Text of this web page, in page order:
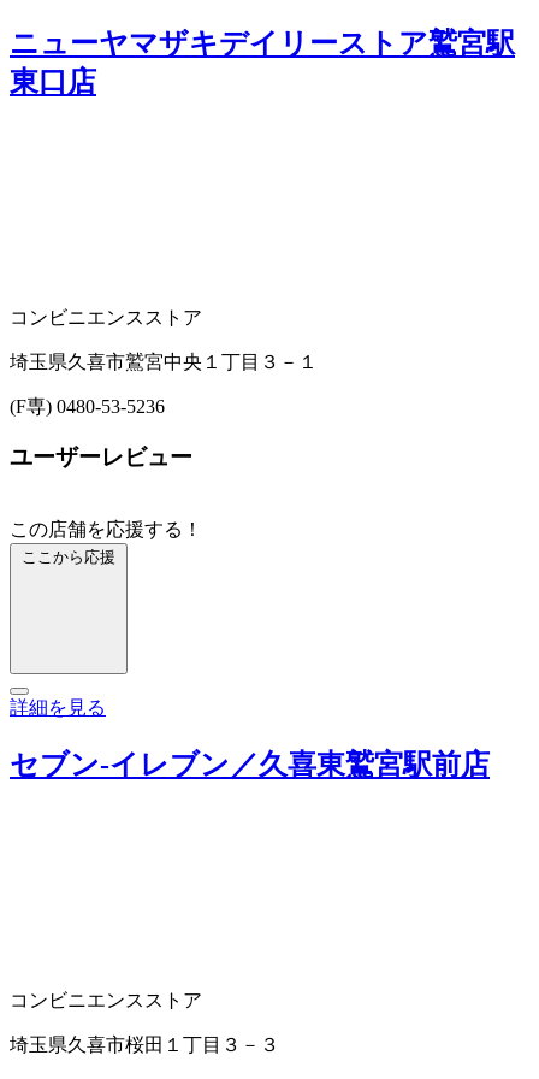
ニューヤマザキデイリーストア鷲宮駅
東口店
コンビニエンスストア
埼玉県久喜市鷲宮中央１丁目３－１
(F専) 0480-53-5236
ユーザーレビュー
この店舗を応援する！
ここから応援
詳細を見る
セブン‐イレブン／久喜東鷲宮駅前店
コンビニエンスストア
埼玉県久喜市桜田１丁目３－３